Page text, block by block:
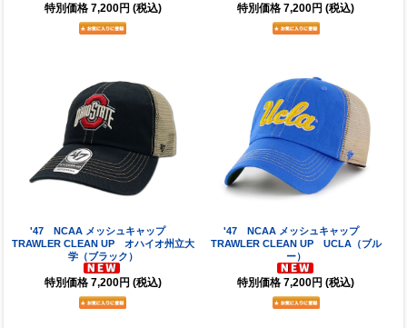
特別価格 7,200円 (税込) 特別価格 7,200円 (税込)
'47 NCAA メッシュキャップ
TRAWLER CLEAN UP オハイオ州立大
学（ブラック）
特別価格 7,200円 (税込)
'47 NCAA メッシュキャップ
TRAWLER CLEAN UP UCLA（ブル
ー）
特別価格 7,200円 (税込)